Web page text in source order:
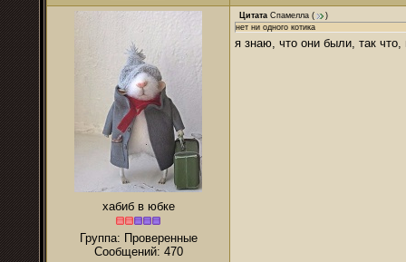
хабиб в юбке
Группа: Проверенные
Сообщений: 470
Цитата Спамелла (
)
нет ни одного котика
я знаю, что они были, так